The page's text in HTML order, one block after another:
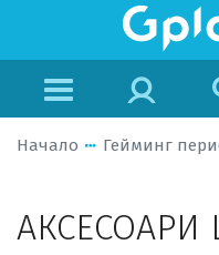
Начало Гейминг
АКСЕСОАРИ